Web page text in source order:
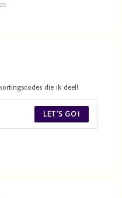
die ik deel!
LET´S GO!